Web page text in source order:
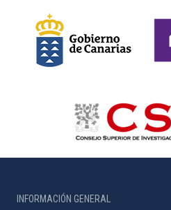
INFORMACIÓN GENERAL